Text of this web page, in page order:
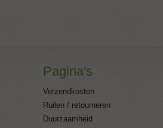
Pagina's
Verzendkosten
Ruilen / retourneren
Duurzaamheid